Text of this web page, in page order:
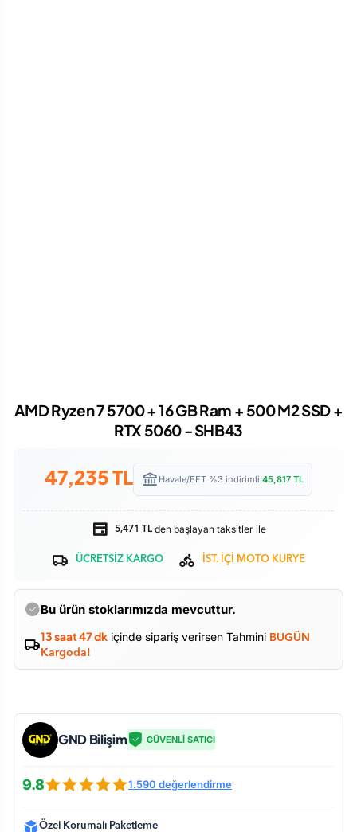
AMD Ryzen 7 5700 + 16 GB Ram + 500 M2 SSD +
RTX 5060 - SHB43
47,235TL Havale/EFT %3 indirimli:45,817 TL
5,471 TLden başlayan taksitler ile
ÜCRETSİZ KARGO İST. İÇİ MOTO KURYE
Bu ürün stoklarımızda mevcuttur.
13 saat 47 dk içinde sipariş verirsen Tahmini BUGÜN
Kargoda!
GND Bilişim GÜVENLİ SATICI
9.8 1.590 değerlendirme
Özel Korumalı Paketleme